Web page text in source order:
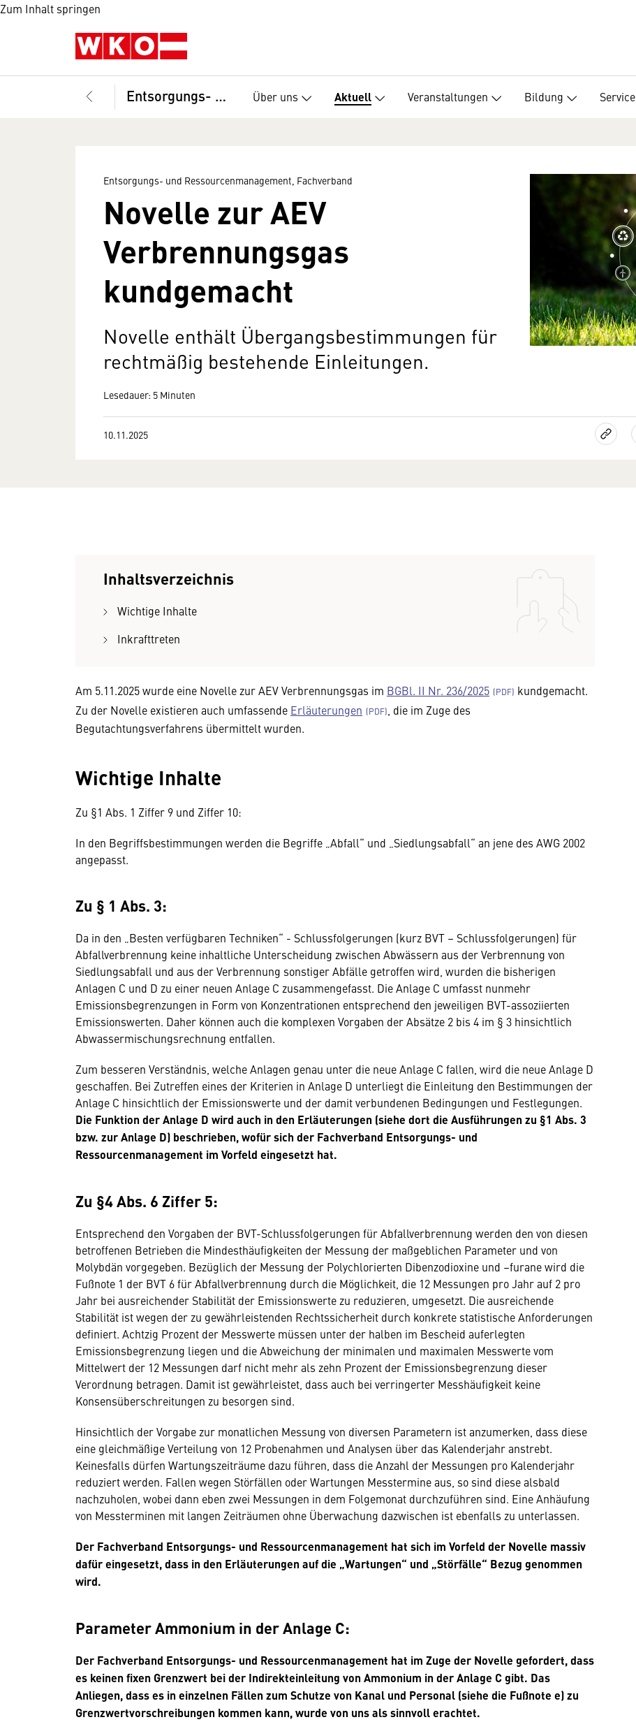
Zum Inhalt springen
Entsorgungs- und Ressourcenmanagement, Fachverband Über uns Aktuell Veranstaltungen Bildung Service
Entsorgungs- und Ressourcenmanagement, Fachverband
Novelle zur AEV
Verbrennungsgas
kundgemacht
Novelle enthält Übergangsbestimmungen für
rechtmäßig bestehende Einleitungen.
Lesedauer: 5 Minuten
10.11.2025
Inhaltsverzeichnis
Wichtige Inhalte
Inkrafttreten
Am 5.11.2025 wurde eine Novelle zur AEV Verbrennungsgas im BGBl. II Nr. 236/2025
kundgemacht.
Zu der Novelle existieren auch umfassende Erläuterungen
, die im Zuge des
Begutachtungsverfahrens übermittelt wurden.
Wichtige Inhalte
Zu §1 Abs. 1 Ziffer 9 und Ziffer 10:
In den Begriffsbestimmungen werden die Begriffe „Abfall“ und „Siedlungsabfall“ an jene des AWG 2002
angepasst.
Zu § 1 Abs. 3:
Da in den „Besten verfügbaren Techniken“ - Schlussfolgerungen (kurz BVT – Schlussfolgerungen) für
Abfallverbrennung keine inhaltliche Unterscheidung zwischen Abwässern aus der Verbrennung von
Siedlungsabfall und aus der Verbrennung sonstiger Abfälle getroffen wird, wurden die bisherigen
Anlagen C und D zu einer neuen Anlage C zusammengefasst. Die Anlage C umfasst nunmehr
Emissionsbegrenzungen in Form von Konzentrationen entsprechend den jeweiligen BVT-assoziierten
Emissionswerten. Daher können auch die komplexen Vorgaben der Absätze 2 bis 4 im § 3 hinsichtlich
Abwassermischungsrechnung entfallen.
Zum besseren Verständnis, welche Anlagen genau unter die neue Anlage C fallen, wird die neue Anlage D
geschaffen. Bei Zutreffen eines der Kriterien in Anlage D unterliegt die Einleitung den Bestimmungen der
Anlage C hinsichtlich der Emissionswerte und der damit verbundenen Bedingungen und Festlegungen.
Die Funktion der Anlage D wird auch in den Erläuterungen (siehe dort die Ausführungen zu §1 Abs. 3
bzw. zur Anlage D) beschrieben, wofür sich der Fachverband Entsorgungs- und
Ressourcenmanagement im Vorfeld eingesetzt hat.
Zu §4 Abs. 6 Ziffer 5:
Entsprechend den Vorgaben der BVT-Schlussfolgerungen für Abfallverbrennung werden den von diesen
betroffenen Betrieben die Mindesthäufigkeiten der Messung der maßgeblichen Parameter und von
Molybdän vorgegeben. Bezüglich der Messung der Polychlorierten Dibenzodioxine und –furane wird die
Fußnote 1 der BVT 6 für Abfallverbrennung durch die Möglichkeit, die 12 Messungen pro Jahr auf 2 pro
Jahr bei ausreichender Stabilität der Emissionswerte zu reduzieren, umgesetzt. Die ausreichende
Stabilität ist wegen der zu gewährleistenden Rechtssicherheit durch konkrete statistische Anforderungen
definiert. Achtzig Prozent der Messwerte müssen unter der halben im Bescheid auferlegten
Emissionsbegrenzung liegen und die Abweichung der minimalen und maximalen Messwerte vom
Mittelwert der 12 Messungen darf nicht mehr als zehn Prozent der Emissionsbegrenzung dieser
Verordnung betragen. Damit ist gewährleistet, dass auch bei verringerter Messhäufigkeit keine
Konsensüberschreitungen zu besorgen sind.
Hinsichtlich der Vorgabe zur monatlichen Messung von diversen Parametern ist anzumerken, dass diese
eine gleichmäßige Verteilung von 12 Probenahmen und Analysen über das Kalenderjahr anstrebt.
Keinesfalls dürfen Wartungszeiträume dazu führen, dass die Anzahl der Messungen pro Kalenderjahr
reduziert werden. Fallen wegen Störfällen oder Wartungen Messtermine aus, so sind diese alsbald
nachzuholen, wobei dann eben zwei Messungen in dem Folgemonat durchzuführen sind. Eine Anhäufung
von Messterminen mit langen Zeiträumen ohne Überwachung dazwischen ist ebenfalls zu unterlassen.
Der Fachverband Entsorgungs- und Ressourcenmanagement hat sich im Vorfeld der Novelle massiv
dafür eingesetzt, dass in den Erläuterungen auf die „Wartungen“ und „Störfälle“ Bezug genommen
wird.
Parameter Ammonium in der Anlage C:
Der Fachverband Entsorgungs- und Ressourcenmanagement hat im Zuge der Novelle gefordert, dass
es keinen fixen Grenzwert bei der Indirekteinleitung von Ammonium in der Anlage C gibt. Das
Anliegen, dass es in einzelnen Fällen zum Schutze von Kanal und Personal (siehe die Fußnote e) zu
Grenzwertvorschreibungen kommen kann, wurde von uns als sinnvoll erachtet.